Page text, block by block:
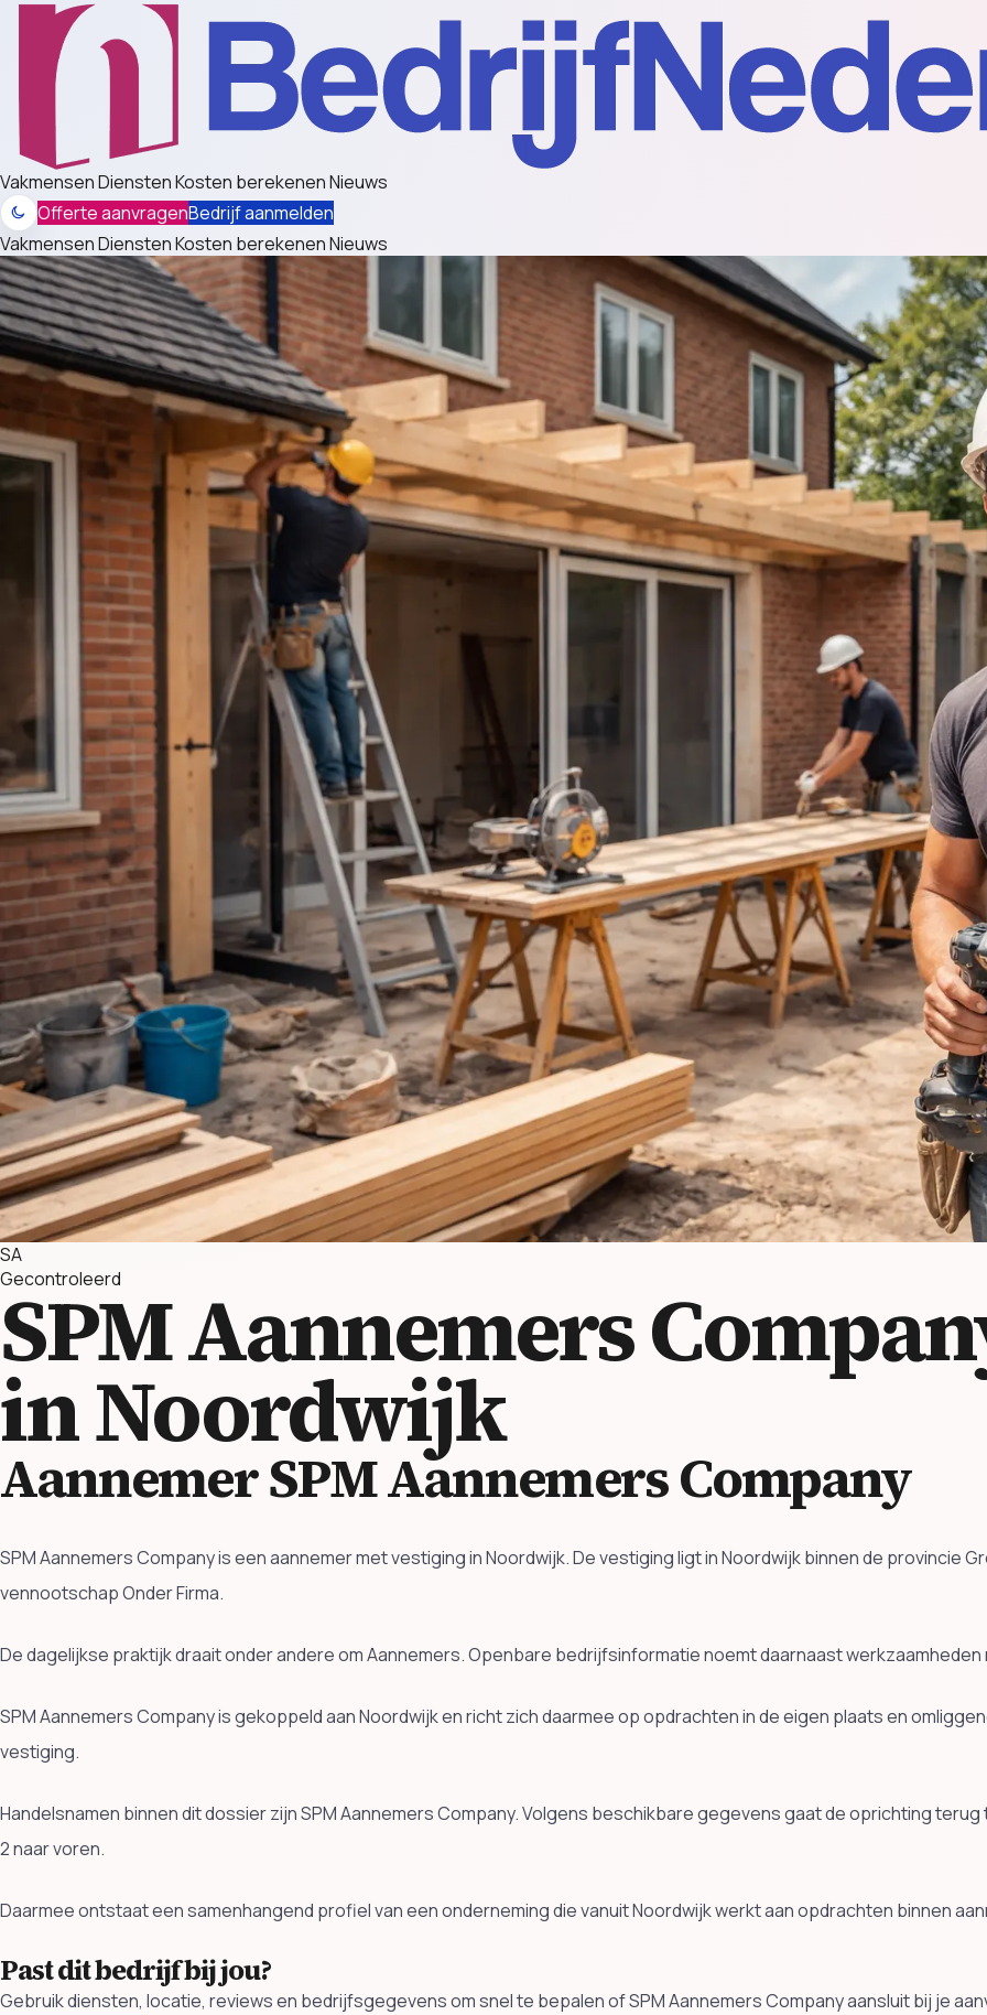
VakmensenDienstenKosten berekenenNieuws
Offerte aanvragenBedrijf aanmelden
VakmensenDienstenKosten berekenenNieuws
SA
Gecontroleerd
SPM Aannemers
in Noordwijk
Aannemer SPM Aannemers Company
SPM Aannemers Company is een aannemer met vestiging in Noordwijk. De vestiging ligt in Noordwijk binnen de provincie
vennootschap Onder Firma.
De dagelijkse praktijk draait onder andere om Aannemers. Openbare bedrijfsinformatie noemt daarnaast
SPM Aannemers Company is gekoppeld aan Noordwijk en richt zich daarmee op opdrachten in de eigen plaats en
vestiging.
Handelsnamen binnen dit dossier zijn SPM Aannemers Company. Volgens beschikbare gegevens gaat de oprichting
2 naar voren.
Daarmee ontstaat een samenhangend profiel van een onderneming die vanuit Noordwijk werkt aan opdrachten binnen
Past dit bedrijf bij jou?
Gebruik diensten, locatie, reviews en bedrijfsgegevens om snel te bepalen of SPM Aannemers Company aansluit bij je